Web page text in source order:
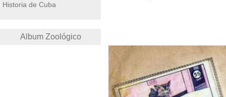
Historia de Cuba
Album Zoológico